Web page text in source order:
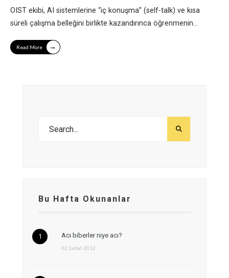
OIST ekibi, AI sistemlerine “iç konuşma” (self-talk) ve kısa
süreli çalışma belleğini birlikte kazandırınca öğrenmenin...
Read More →
Bu Hafta Okunanlar
Acı biberler niye acı?
02 Şubat 2012